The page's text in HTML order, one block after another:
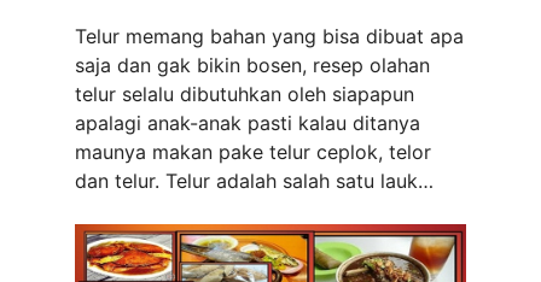
Telur memang bahan yang bisa dibuat apa
saja dan gak bikin bosen, resep olahan
telur selalu dibutuhkan oleh siapapun
apalagi anak-anak pasti kalau ditanya
maunya makan pake telur ceplok, telor
dan telur. Telur adalah salah satu lauk
orang tua dalam membuat lauk makanan
untuk sang buah hati. Karena, kandungan